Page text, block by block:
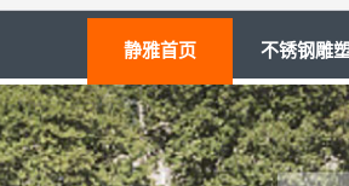
静雅首页 不锈钢雕